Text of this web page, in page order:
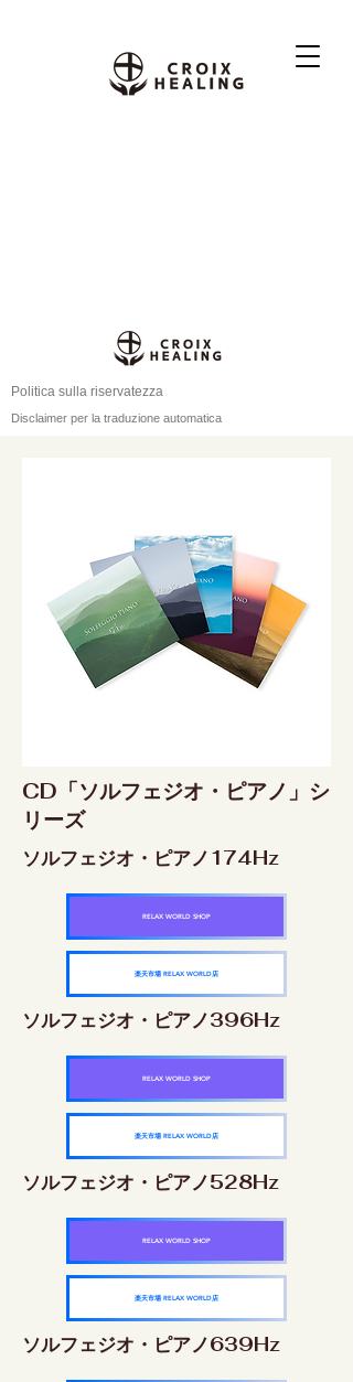
Politica sulla riservatezza
Disclaimer per la traduzione automatica
CD「ソルフェジオ・ピアノ」シ
リーズ
ソルフェジオ・ピアノ174Hz
RELAX WORLD SHOP
楽天市場 RELAX WORLD店
ソルフェジオ・ピアノ396Hz
RELAX WORLD SHOP
楽天市場 RELAX WORLD店
ソルフェジオ・ピアノ528Hz
RELAX WORLD SHOP
楽天市場 RELAX WORLD店
ソルフェジオ・ピアノ639Hz